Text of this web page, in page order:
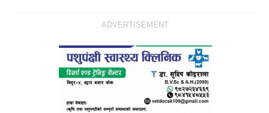
ADVERTISEMENT